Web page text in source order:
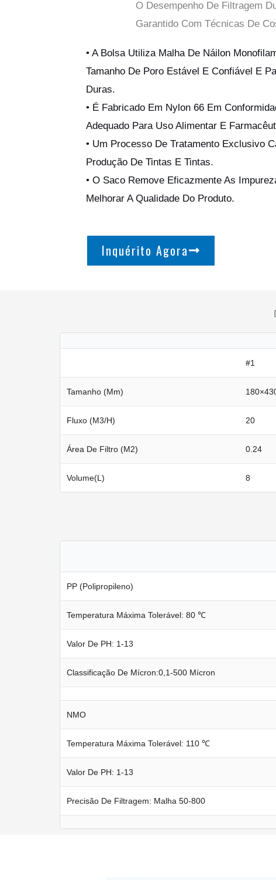
O Desempenho De Filtragem
Garantido Com Técnicas De
• A Bolsa Utiliza Malha De Náilon
Tamanho De Poro Estável E Confiável E
Duras.
• É Fabricado Em Nylon 66 Em
Adequado Para Uso Alimentar E
• Um Processo De Tratamento Exclusivo
Produção De Tintas E Tintas.
• O Saco Remove Eficazmente As
Melhorar A Qualidade Do Produto.
Inquérito Agora
#1
Tamanho (mm)
Fluxo (m3/h) 20
Área De Filtro (M2) 0.24
Volume(L) 8
PP (polipropileno)
Temperatura Máxima Tolerável: 80 ℃
Valor De PH: 1-13
Classificação De Mícron:0,1-500 Mícron
NMO
Temperatura Máxima Tolerável: 110 ℃
Valor De PH: 1-13
Precisão De Filtragem: Malha 50-800